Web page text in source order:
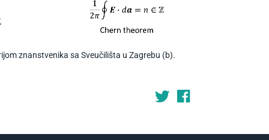
znanstvenika sa Sveučilišta u Zagrebu (b).